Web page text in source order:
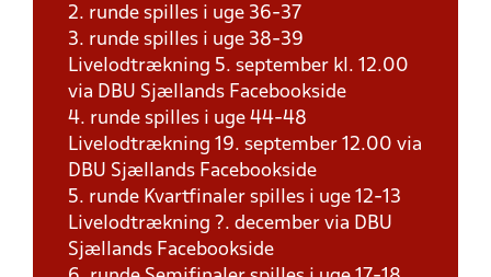
2. runde spilles i uge 36-37
3. runde spilles i uge 38-39
Livelodtrækning 5. september kl. 12.00
via DBU Sjællands Facebookside
4. runde spilles i uge 44-48
Livelodtrækning 19. september 12.00 via
DBU Sjællands Facebookside
5. runde Kvartfinaler spilles i uge 12-13
Livelodtrækning ?. december via DBU
Sjællands Facebookside